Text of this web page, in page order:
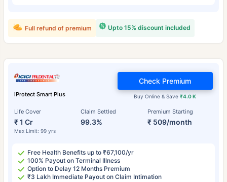
Upto 15% discount included
Full refund of premium
iProtect Smart Plus
Life Cover
₹ 1 Cr
Max Limit: 99 yrs
Claim Settled
99.3%
Premium Starting
₹ 509/month
Buy Online & Save₹4.0 K
Check Premium
Free Health Benefits up to ₹67,100/yr
100% Payout on Terminal Illness
Option to Delay 12 Months Premium
₹3 Lakh Immediate Payout on Claim Intimation